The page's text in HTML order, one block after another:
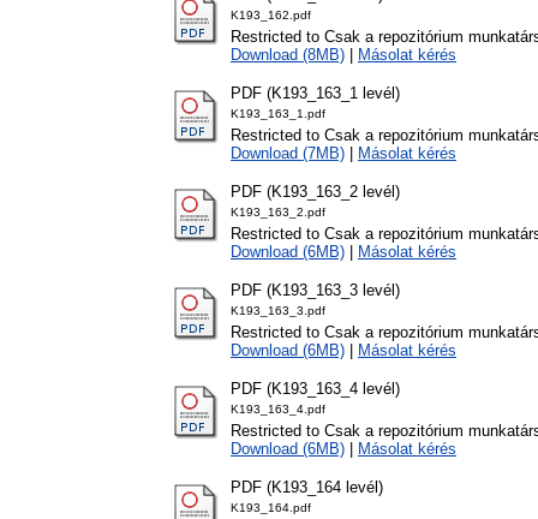
K193_162.pdf
Restricted to Csak a repozitórium
Download (8MB)
Másolat kérés
PDF (K193_163_1 levél)
K193_163_1.pdf
Restricted to Csak a repozitórium
Download (7MB)
Másolat kérés
PDF (K193_163_2 levél)
K193_163_2.pdf
Restricted to Csak a repozitórium
Download (6MB)
Másolat kérés
PDF (K193_163_3 levél)
K193_163_3.pdf
Restricted to Csak a repozitórium
Download (6MB)
Másolat kérés
PDF (K193_163_4 levél)
K193_163_4.pdf
Restricted to Csak a repozitórium
Download (6MB)
Másolat kérés
PDF (K193_164 levél)
K193_164.pdf